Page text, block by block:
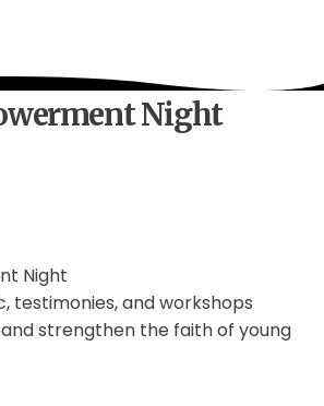
Night
Night
testimonies, and workshops
strengthen the faith of young